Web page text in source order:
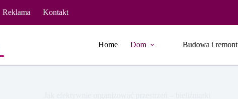
Reklama Kontakt
Home Dom Budowa i remont